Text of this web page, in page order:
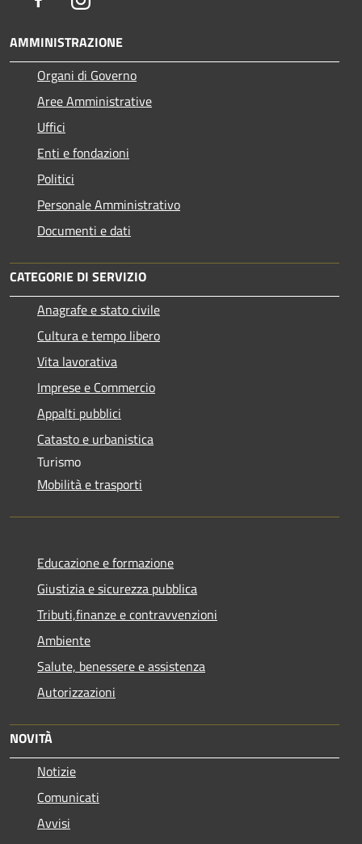
AMMINISTRAZIONE
Organi di Governo
Aree Amministrative
Uffici
Enti e fondazioni
Politici
Personale Amministrativo
Documenti e dati
CATEGORIE DI SERVIZIO
Anagrafe e stato civile
Cultura e tempo libero
Vita lavorativa
Imprese e Commercio
Appalti pubblici
Catasto e urbanistica
Turismo
Mobilità e trasporti
Educazione e formazione
Giustizia e sicurezza pubblica
Tributi,finanze e contravvenzioni
Ambiente
Salute, benessere e assistenza
Autorizzazioni
NOVITÀ
Notizie
Comunicati
Avvisi